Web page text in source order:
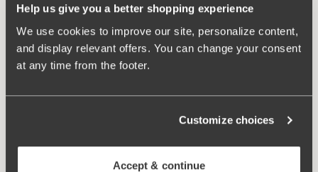
Help us give you a better shopping experience
We use cookies to improve our site, personalize content,
and display relevant offers. You can change your consent
at any time from the footer.
Customize choices
Accept & continue
Was macht es so bequem?
Seitlich Eingearbeitete Unterstützung